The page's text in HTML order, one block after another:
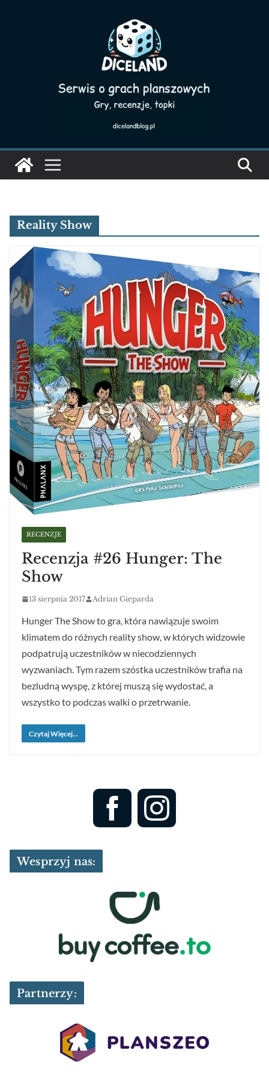
Reality Show
RECENZJE
Recenzja #26 Hunger: The
Show
13 sierpnia 2017 Adrian Gieparda
Hunger The Show to gra, która nawiązuje swoim
klimatem do różnych reality show, w których widzowie
podpatrują uczestników w niecodziennych
wyzwaniach. Tym razem szóstka uczestników trafia na
bezludną wyspę, z której muszą się wydostać, a
wszystko to podczas walki o przetrwanie.
Czytaj Więcej...
Wesprzyj nas:
Partnerzy: